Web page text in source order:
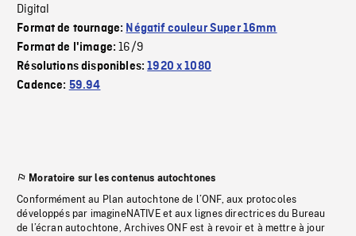
Digital
Format de tournage: Négatif couleur Super 16mm
Format de l'image:16/9
Résolutions disponibles:1920 x 1080
Cadence: 59.94
Moratoire sur les contenus autochtones
Conformément au Plan autochtone de l’ONF, aux protocoles
développés par imagineNATIVE et aux lignes directrices du Bureau
de l’écran autochtone, Archives ONF est à revoir et à mettre à jour